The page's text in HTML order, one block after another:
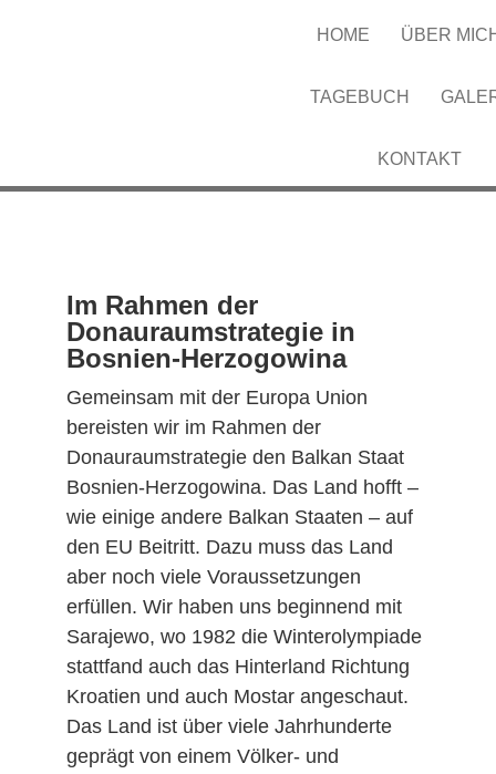
HOME ÜBER
TAGEBUCH
KONTAKT
Im Rahmen der
Donauraumstrategie in
Bosnien-Herzogowina
Gemeinsam mit der Europa Union
bereisten wir im Rahmen der
Donauraumstrategie den Balkan Staat
Bosnien-Herzogowina. Das Land hofft –
wie einige andere Balkan Staaten – auf
den EU Beitritt. Dazu muss das Land
aber noch viele Voraussetzungen
erfüllen. Wir haben uns beginnend mit
Sarajewo, wo 1982 die Winterolympiade
stattfand auch das Hinterland Richtung
Kroatien und auch Mostar angeschaut.
Das Land ist über viele Jahrhunderte
geprägt von einem Völker- und